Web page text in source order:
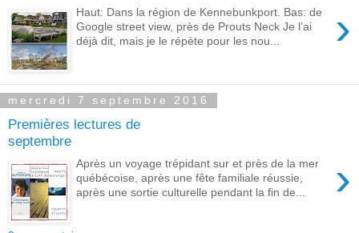
›
Haut: Dans la région de Kennebunkport. Bas: de
Google street view, près de Prouts Neck Je l’ai
déjà dit, mais je le répète pour les nou...
mercredi 7 septembre 2016
Premières lectures de
septembre
›
Après un voyage trépidant sur et près de la mer
québécoise, après une fête familiale réussie,
après une sortie culturelle pendant la fin de...